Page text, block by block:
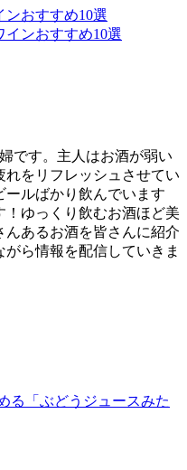
ンおすすめ10選
ンおすすめ10選
です。主人はお酒が弱い
をリフレッシュさせてい
ールばかり飲んでいます
ゆっくり飲むお酒ほど美
あるお酒を皆さんに紹介
ら情報を配信していきま
る「ぶどうジュースみた